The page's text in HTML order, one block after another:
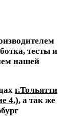
тесты и
нашей
г.Тольятти
4.), а так же